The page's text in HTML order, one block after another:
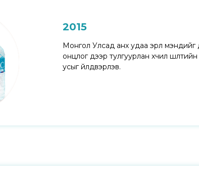
2015
Монгол Улсад анх удаа эрүүл
онцлог дээр тулгуурлан хүчил
усыг үйлдвэрлэв.